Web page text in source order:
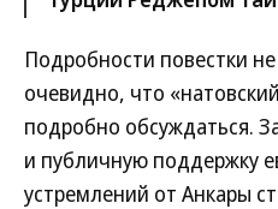
Подробности повестки
очевидно, что
подробно обсуждаться.
и публичную поддержку
устремлений от Анкары